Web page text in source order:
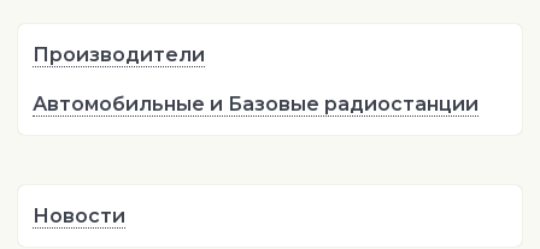
Производители
Автомобильные и Базовые радиостанции
Новости